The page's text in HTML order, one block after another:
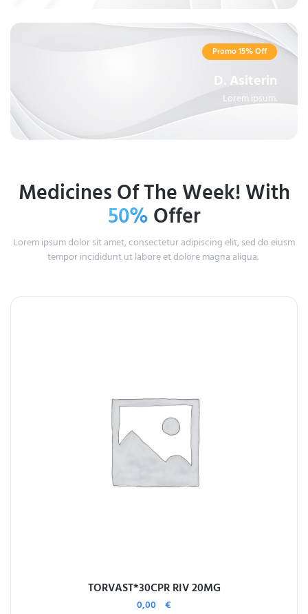
Promo 15% Off
D. Asiterin
Lorem ipsum.
Medicines Of The Week! With
50%Offer
Lorem ipsum dolor sit amet, consectetur adipiscing elit, sed do eiusm
tempor incididunt ut labore et dolore magna aliqua.
TORVAST*30CPR RIV 20MG
0,00 €